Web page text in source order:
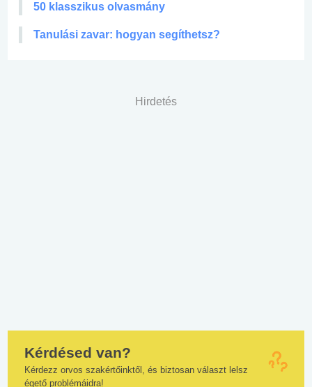
50 klasszikus olvasmány
Tanulási zavar: hogyan segíthetsz?
Hirdetés
Kérdésed van?
Kérdezz orvos szakértőinktől, és biztosan választ lelsz
égető problémáidra!